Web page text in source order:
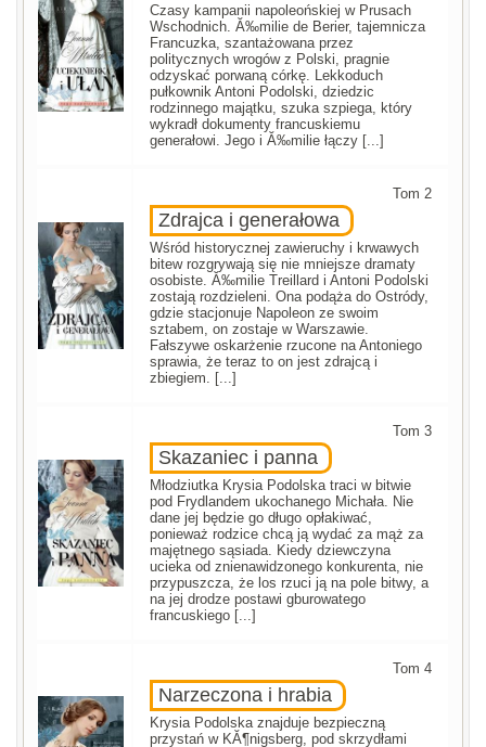
Czasy kampanii napoleońskiej w Prusach
Wschodnich. Ă‰milie de Berier, tajemnicza
Francuzka, szantażowana przez
politycznych wrogów z Polski, pragnie
odzyskać porwaną córkę. Lekkoduch
pułkownik Antoni Podolski, dziedzic
rodzinnego majątku, szuka szpiega, który
wykradł dokumenty francuskiemu
generałowi. Jego i Ă‰milie łączy [...]
Tom 2
Zdrajca i generałowa
Wśród historycznej zawieruchy i krwawych
bitew rozgrywają się nie mniejsze dramaty
osobiste. Ă‰milie Treillard i Antoni Podolski
zostają rozdzieleni. Ona podąża do Ostródy,
gdzie stacjonuje Napoleon ze swoim
sztabem, on zostaje w Warszawie.
Fałszywe oskarżenie rzucone na Antoniego
sprawia, że teraz to on jest zdrajcą i
zbiegiem. [...]
Tom 3
Skazaniec i panna
Młodziutka Krysia Podolska traci w bitwie
pod Frydlandem ukochanego Michała. Nie
dane jej będzie go długo opłakiwać,
ponieważ rodzice chcą ją wydać za mąż za
majętnego sąsiada. Kiedy dziewczyna
ucieka od znienawidzonego konkurenta, nie
przypuszcza, że los rzuci ją na pole bitwy, a
na jej drodze postawi gburowatego
francuskiego [...]
Tom 4
Narzeczona i hrabia
Krysia Podolska znajduje bezpieczną
przystań w KĂ¶nigsberg, pod skrzydłami